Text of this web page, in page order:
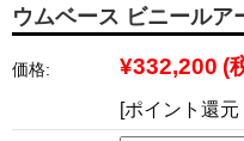
ウムベース ビニールア
価格: ¥332,200 (
[ポイント還